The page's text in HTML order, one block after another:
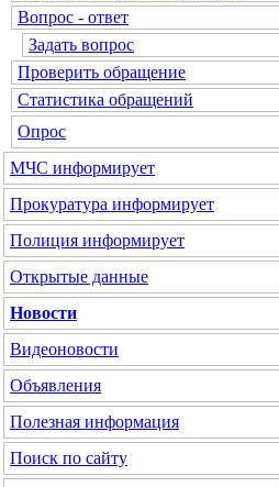
Вопрос - ответ
Задать вопрос
Проверить обращение
Статистика обращений
Опрос
МЧС информирует
Прокуратура информирует
Полиция информирует
Открытые данные
Новости
Видеоновости
Объявления
Полезная информация
Поиск по сайту